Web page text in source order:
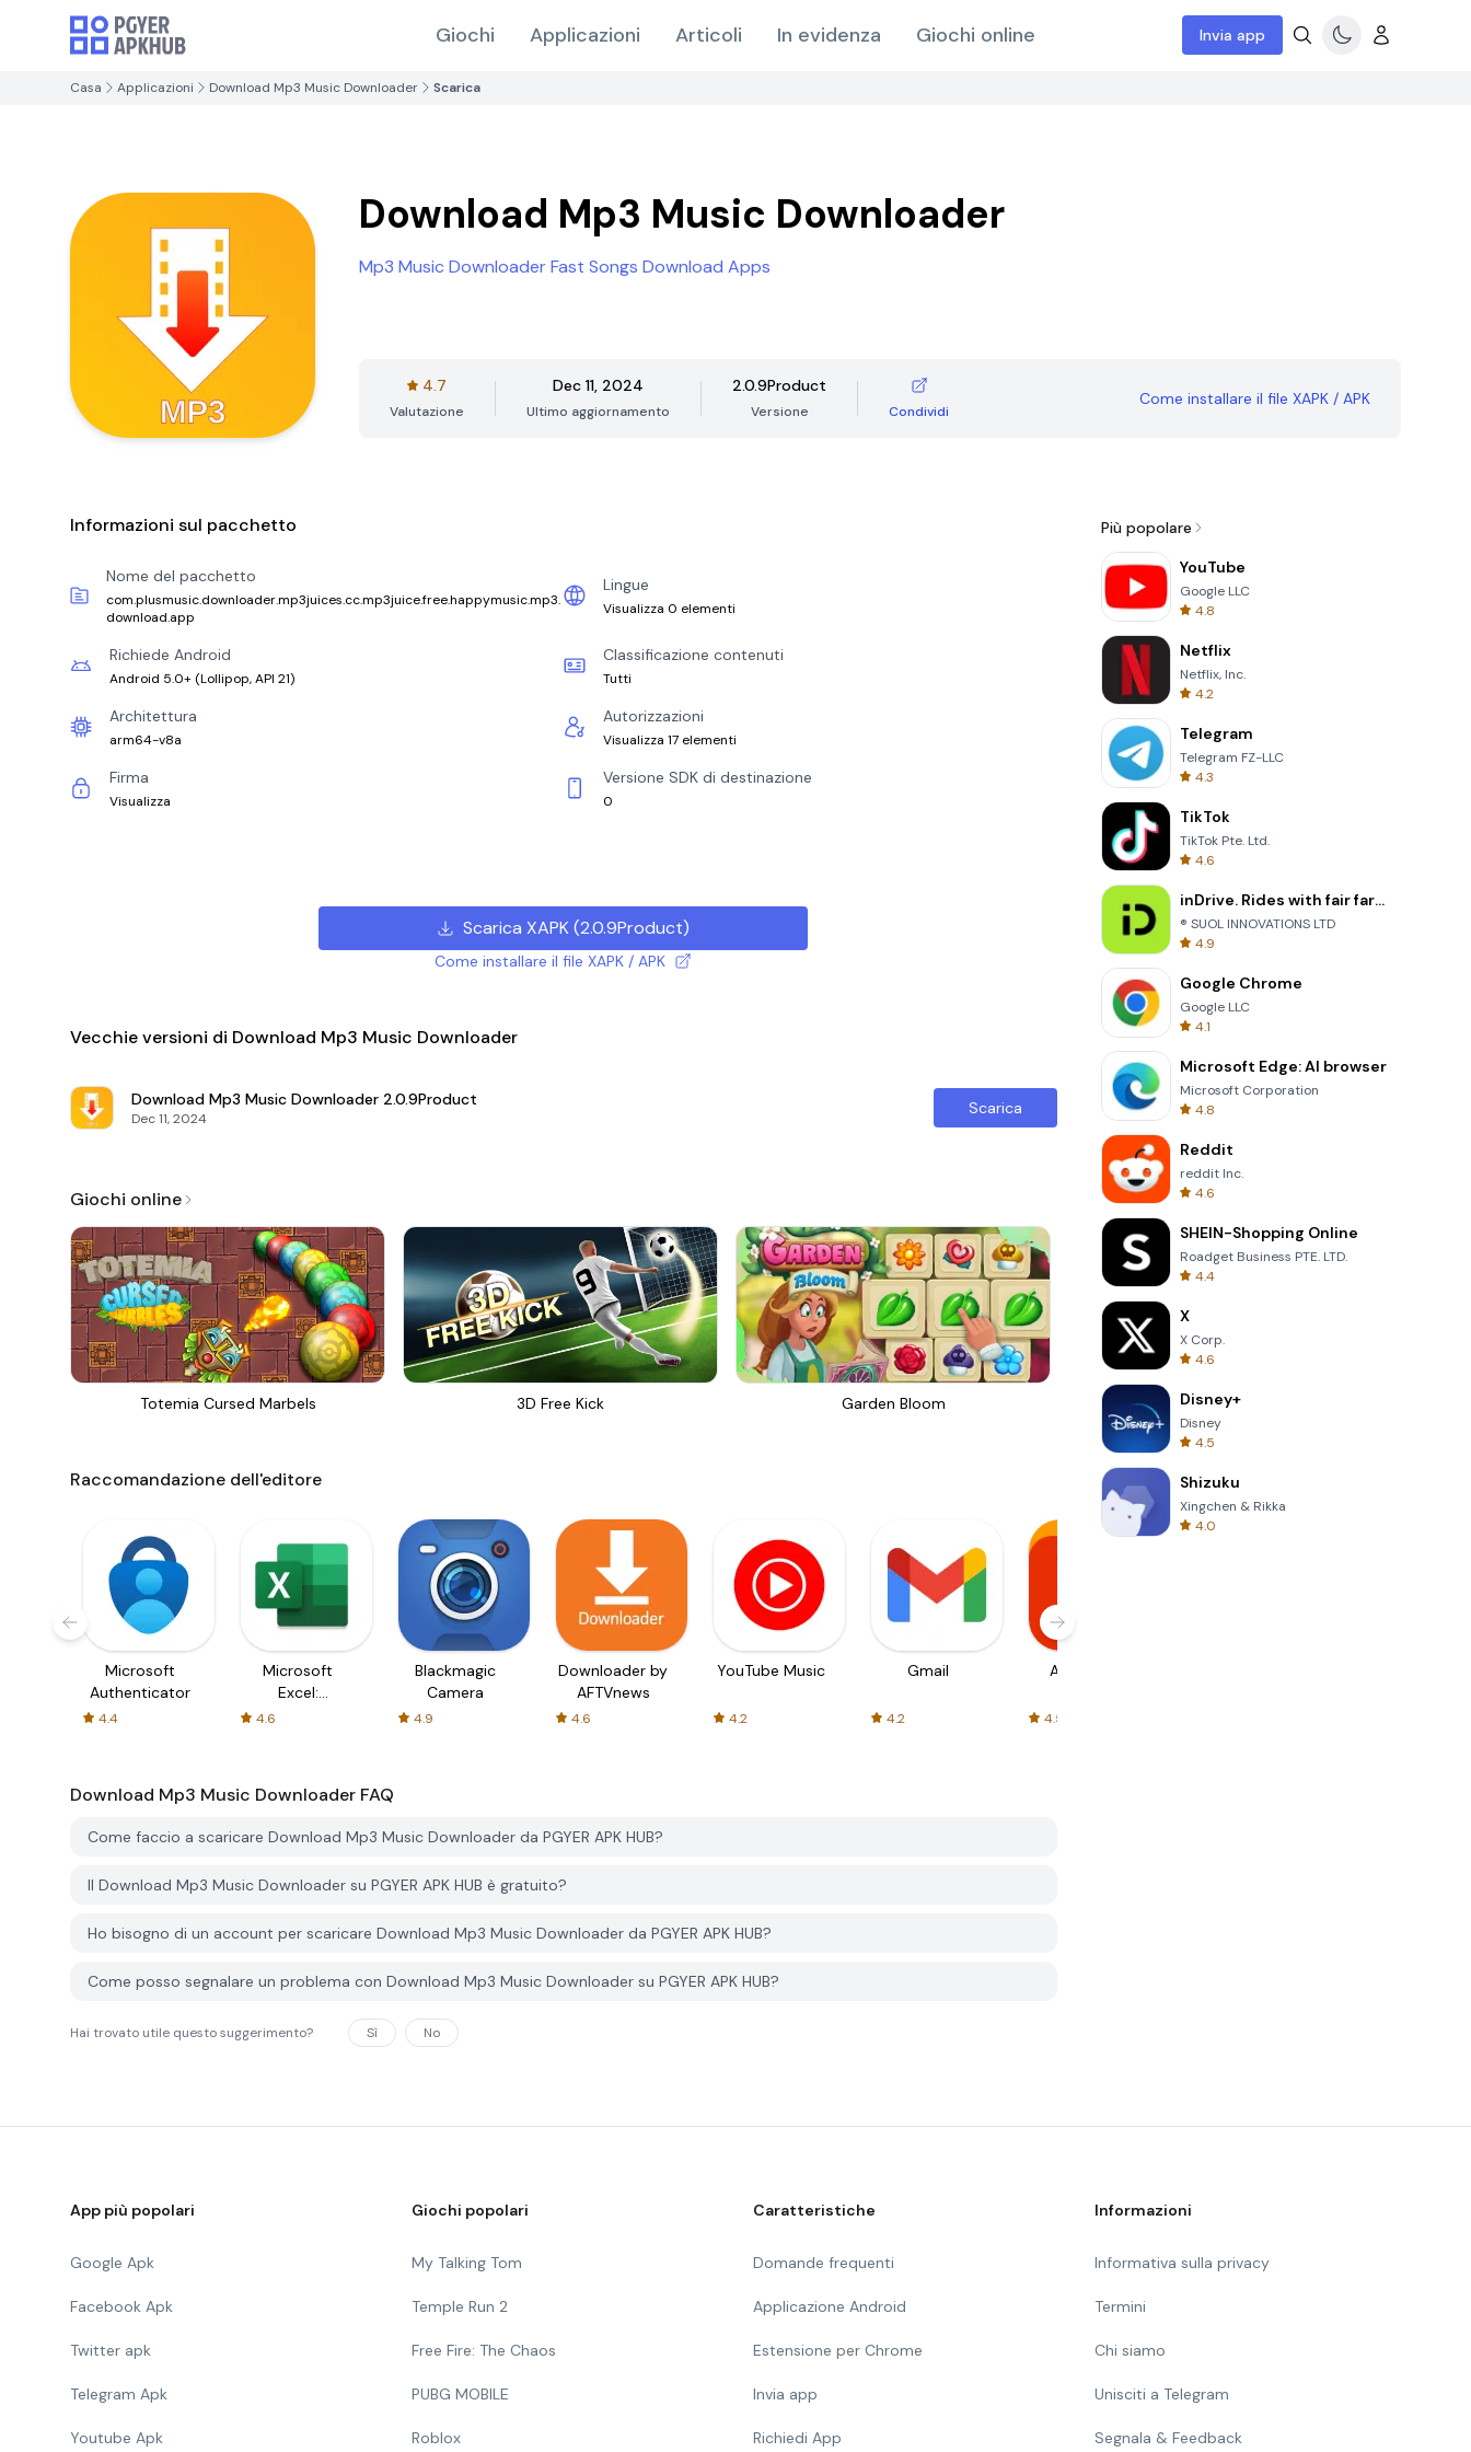
Giochi Applicazioni Articoli In evidenza Giochi online Invia app
Casa Applicazioni Download Mp3 Music Downloader Scarica
Download Mp3 Music Downloader
Mp3 Music Downloader Fast Songs Download Apps
4.7
Valutazione
Dec 11, 2024
Ultimo aggiornamento
2.0.9Product
Versione Condividi
Come installare il file XAPK / APK
Informazioni sul pacchetto
Nome del pacchetto
com.plusmusic.downloader.mp3juices.cc.mp3juice.free.happymusic.mp3.
download.app
Lingue
Visualizza 0 elementi
Richiede Android
Android 5.0+ (Lollipop, API 21)
Classificazione contenuti
Tutti
Architettura
arm64-v8a
Autorizzazioni
Visualizza 17 elementi
Firma
Visualizza
Versione SDK di destinazione
0
Scarica XAPK(2.0.9Product)
Come installare il file XAPK / APK
Vecchie versioni di Download Mp3 Music Downloader
Download Mp3 Music Downloader 2.0.9Product
Dec 11, 2024
Scarica
Giochi online
Totemia Cursed Marbels 3D Free Kick Garden Bloom Perfect Piano
Raccomandazione dell'editore
Microsoft
Authenticator
4.4
Microsoft
Excel:
Spreadsheets
4.6
Blackmagic
Camera
4.9
Downloader by
AFTVnews
4.6
YouTube Music
4.2
Gmail
4.2
AliExpress
4.5
Download Mp3 Music Downloader FAQ
Come faccio a scaricare Download Mp3 Music Downloader da PGYER APK HUB?
Il Download Mp3 Music Downloader su PGYER APK HUB è gratuito?
Ho bisogno di un account per scaricare Download Mp3 Music Downloader da PGYER APK HUB?
Come posso segnalare un problema con Download Mp3 Music Downloader su PGYER APK HUB?
Hai trovato utile questo suggerimento? Sì No
Più popolare
YouTube
Google LLC
4.8
Netflix
Netflix, Inc.
4.2
Telegram
Telegram FZ-LLC
4.3
TikTok
TikTok Pte. Ltd.
4.6
inDrive. Rides with fair fares
® SUOL INNOVATIONS LTD
4.9
Google Chrome
Google LLC
4.1
Microsoft Edge: AI browser
Microsoft Corporation
4.8
Reddit
reddit Inc.
4.6
SHEIN-Shopping Online
Roadget Business PTE. LTD.
4.4
X
X Corp.
4.6
Disney+
Disney
4.5
Shizuku
Xingchen & Rikka
4.0
App più popolari
Google Apk
Facebook Apk
Twitter apk
Telegram Apk
Youtube Apk
Giochi popolari
My Talking Tom
Temple Run 2
Free Fire: The Chaos
PUBG MOBILE
Roblox
Caratteristiche
Domande frequenti
Applicazione Android
Estensione per Chrome
Invia app
Richiedi App
Informazioni
Informativa sulla privacy
Termini
Chi siamo
Unisciti a Telegram
Segnala & Feedback